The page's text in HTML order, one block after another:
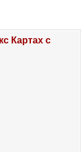
Картах с